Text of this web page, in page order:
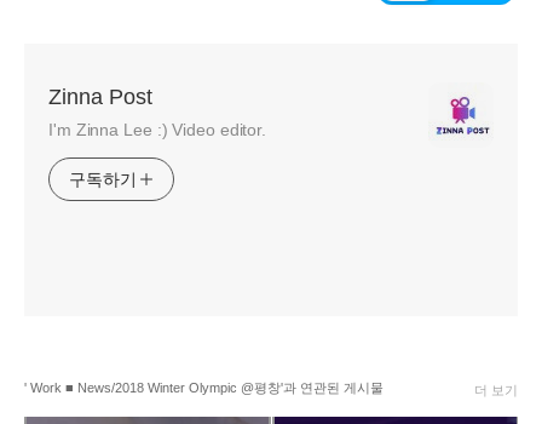
Zinna Post
I'm Zinna Lee :) Video editor.
구독하기
' Work ■ News/2018 Winter Olympic @평창'과 연관된 게시물 더 보기